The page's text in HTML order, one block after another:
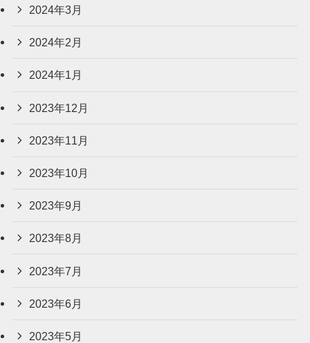
2024年3月
2024年2月
2024年1月
2023年12月
2023年11月
2023年10月
2023年9月
2023年8月
2023年7月
2023年6月
2023年5月